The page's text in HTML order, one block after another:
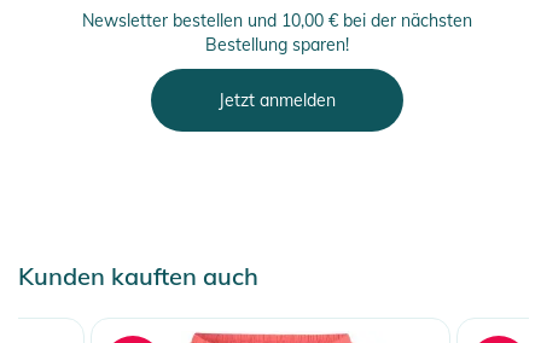
Newsletter bestellen und 10,00 € bei der nächsten
Bestellung sparen!
Jetzt anmelden
Kunden kauften auch